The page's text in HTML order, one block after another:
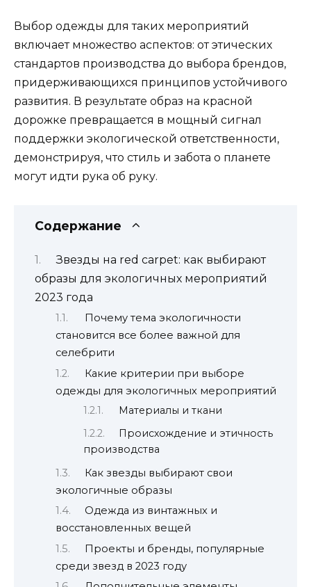
Выбор одежды для таких мероприятий
включает множество аспектов: от этических
стандартов производства до выбора брендов,
придерживающихся принципов устойчивого
развития. В результате образ на красной
дорожке превращается в мощный сигнал
поддержки экологической ответственности,
демонстрируя, что стиль и забота о планете
могут идти рука об руку.
Содержание
Звезды на red carpet: как выбирают
образы для экологичных мероприятий
2023 года
Почему тема экологичности
становится все более важной для
селебрити
Какие критерии при выборе
одежды для экологичных мероприятий
Материалы и ткани
Происхождение и этичность
производства
Как звезды выбирают свои
экологичные образы
Одежда из винтажных и
восстановленных вещей
Проекты и бренды, популярные
среди звезд в 2023 году